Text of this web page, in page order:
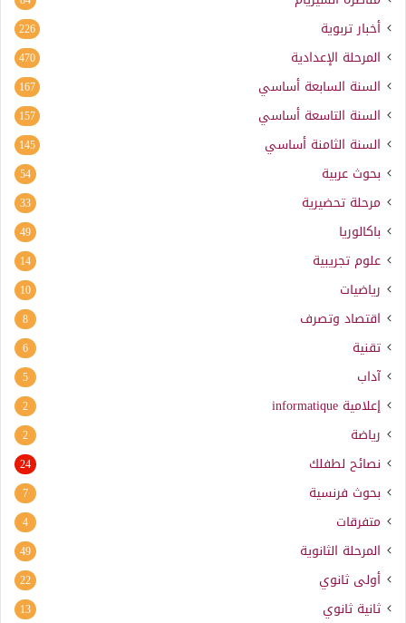
أخبار تربوية 226
المرحلة الإعدادية 470
السنة السابعة أساسي 167
السنة التاسعة أساسي 157
السنة الثامنة أساسي 145
بحوث عربية 54
مرحلة تحضيرية 33
باكالوريا 49
علوم تجريبية 14
رياضيات 10
اقتصاد وتصرف 8
تقنية 6
آداب 5
إعلامية informatique
2
رياضة 2
نصائح لطفلك 24
بحوث فرنسية 7
متفرقات 4
المرحلة الثانوية 49
أولى ثانوي 22
ثانية ثانوي 13